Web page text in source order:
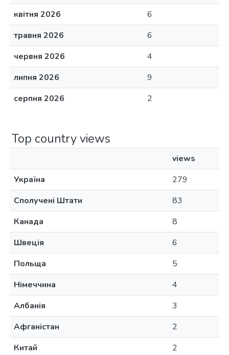
квітня 2026
6
травня 2026
6
червня 2026
4
липня 2026
9
серпня 2026
2
Top country views
views
Україна
279
Сполучені Штати
83
Канада
8
Швеція
6
Польща
5
Німеччина
4
Албанія
3
Афганістан
2
Китай
2